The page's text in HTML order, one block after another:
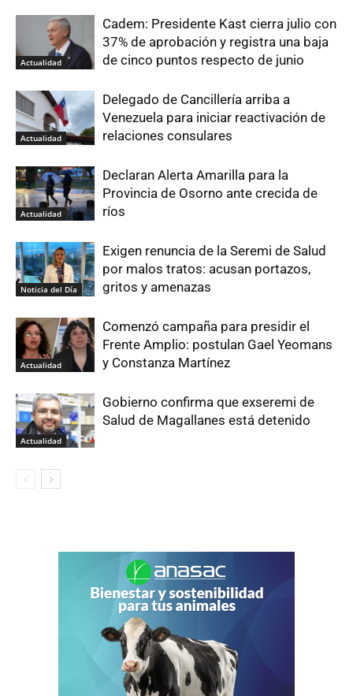
Actualidad
Cadem: Presidente Kast cierra julio con
37% de aprobación y registra una baja
de cinco puntos respecto de junio
Actualidad
Delegado de Cancillería arriba a
Venezuela para iniciar reactivación de
relaciones consulares
Actualidad
Declaran Alerta Amarilla para la
Provincia de Osorno ante crecida de
ríos
Noticia del Día
Exigen renuncia de la Seremi de Salud
por malos tratos: acusan portazos,
gritos y amenazas
Actualidad
Comenzó campaña para presidir el
Frente Amplio: postulan Gael Yeomans
y Constanza Martínez
Actualidad
Gobierno confirma que exseremi de
Salud de Magallanes está detenido